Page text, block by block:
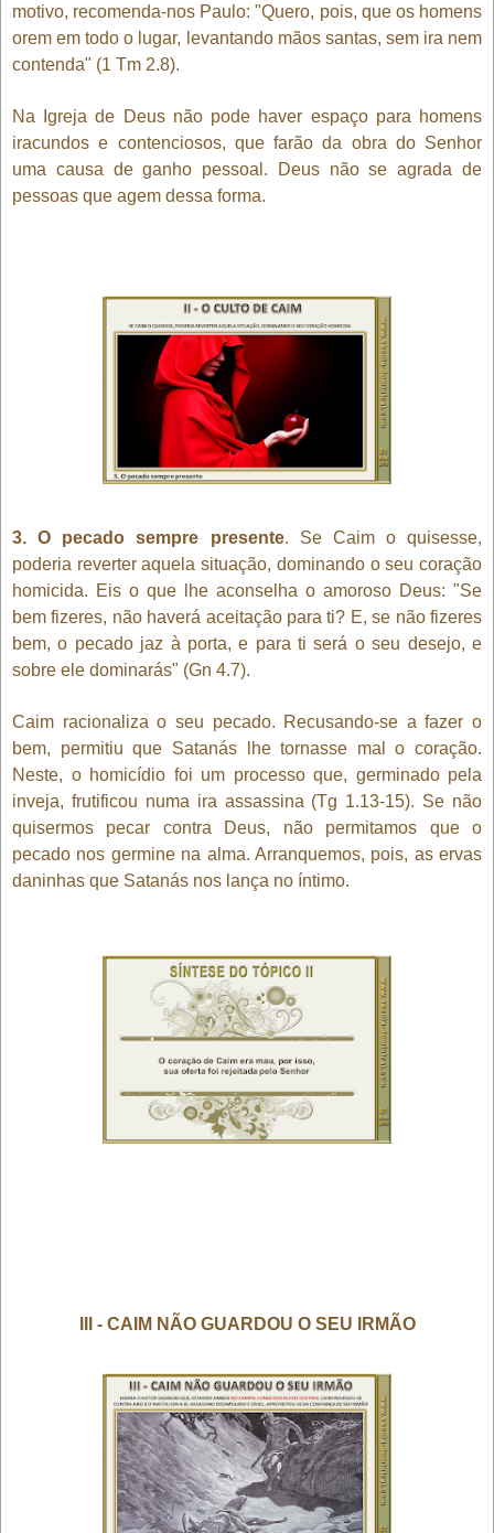
motivo, recomenda-nos Paulo: "Quero, pois, que os homens
orem em todo o lugar, levantando mãos santas, sem ira nem
contenda" (1 Tm 2.8).
Na Igreja de Deus não pode haver espaço para homens
iracundos e contenciosos, que farão da obra do Senhor
uma causa de ganho pessoal. Deus não se agrada de
pessoas que agem dessa forma.
3. O pecado sempre presente. Se Caim o quisesse,
poderia reverter aquela situação, dominando o seu coração
homicida. Eis o que lhe aconselha o amoroso Deus: "Se
bem fizeres, não haverá aceitação para ti? E, se não fizeres
bem, o pecado jaz à porta, e para ti será o seu desejo, e
sobre ele dominarás" (Gn 4.7).
Caim racionaliza o seu pecado. Recusando-se a fazer o
bem, permitiu que Satanás lhe tornasse mal o coração.
Neste, o homicídio foi um processo que, germinado pela
inveja, frutificou numa ira assassina (Tg 1.13-15). Se não
quisermos pecar contra Deus, não permitamos que o
pecado nos germine na alma. Arranquemos, pois, as ervas
daninhas que Satanás nos lança no íntimo.
III - CAIM NÃO GUARDOU O SEU IRMÃO